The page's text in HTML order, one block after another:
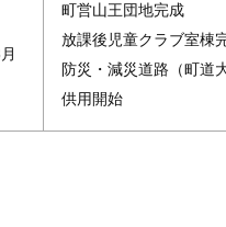
町営山王団地完成
放課後児童クラブ室棟
防災・減災道路（町道
供用開始